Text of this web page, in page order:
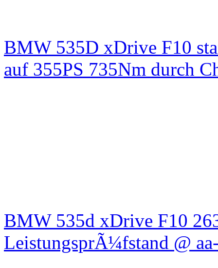
BMW 535D xDrive F10
auf 355PS 735Nm durch
BMW 535d xDrive F10
LeistungsprÃ¼fstand @